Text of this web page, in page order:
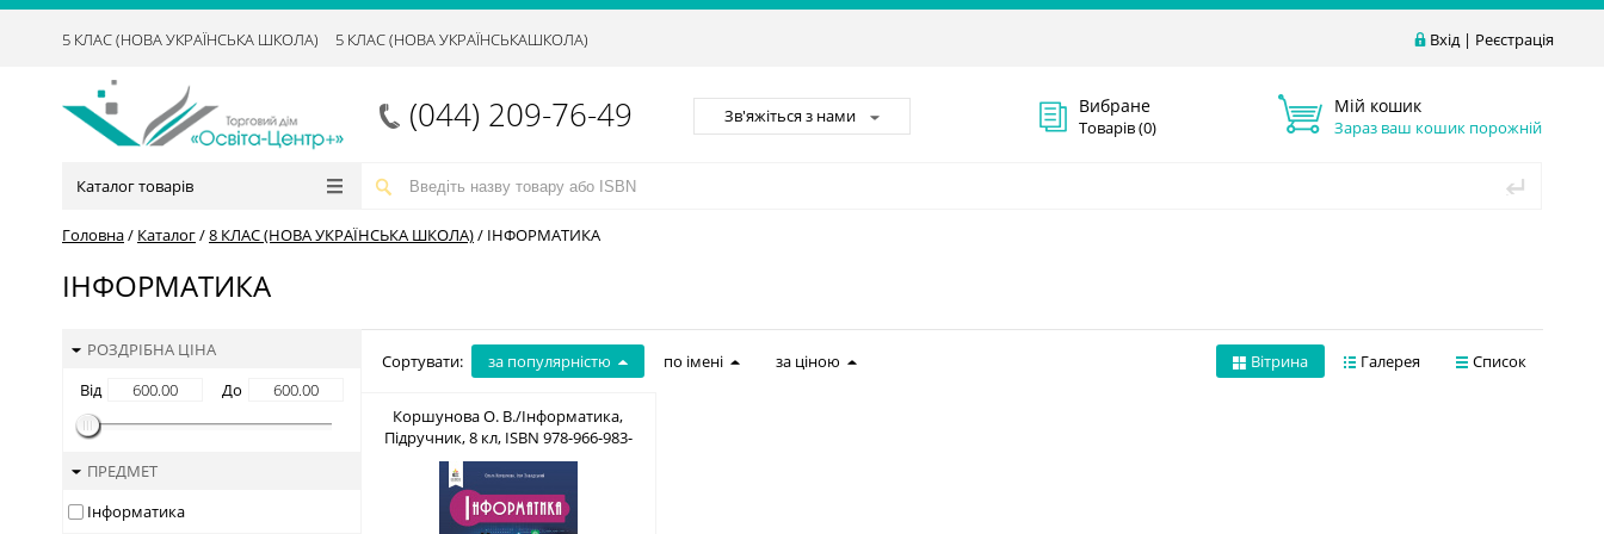
Вхід| Реєстрація
5 КЛАС (НОВА УКРАЇНСЬКА ШКОЛА) 5 КЛАС (НОВА УКРАЇНСЬКАШКОЛА)
(044) 209-76-49 Зв'яжіться з нами Вибране
Товарів (0)
Мій кошик
Зараз ваш кошик порожній
Каталог товарів
Головна/ Каталог/8 КЛАС (НОВА УКРАЇНСЬКА ШКОЛА)/ ІНФОРМАТИКА
ІНФОРМАТИКА
РОЗДРІБНА ЦІНА
Від
До
ПРЕДМЕТ
Інформатика
Список
Галерея
Вітрина
Сортувати: за популярністю по імені за ціною
Коршунова О. В./Інформатика,
Підручник, 8 кл, ISBN 978-966-983-
558-1